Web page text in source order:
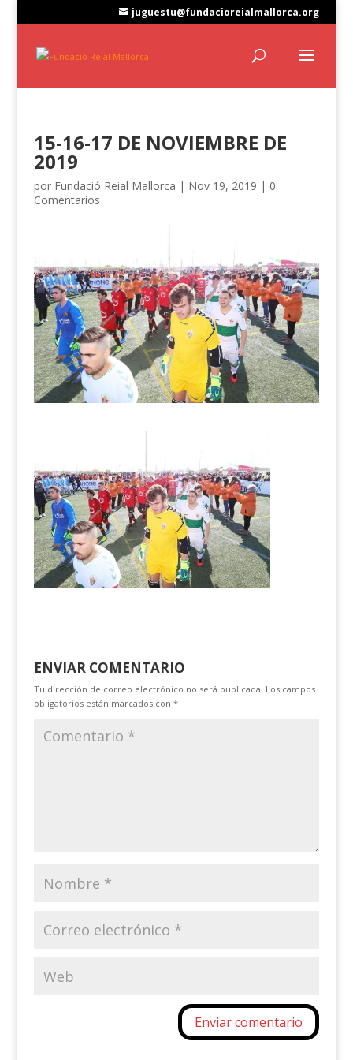
juguestu@fundacioreialmallorca.org
15-16-17 DE NOVIEMBRE DE
2019
por Fundació Reial Mallorca | Nov 19, 2019 | 0
Comentarios
ENVIAR COMENTARIO
Tu dirección de correo electrónico no será publicada. Los campos
obligatorios están marcados con *